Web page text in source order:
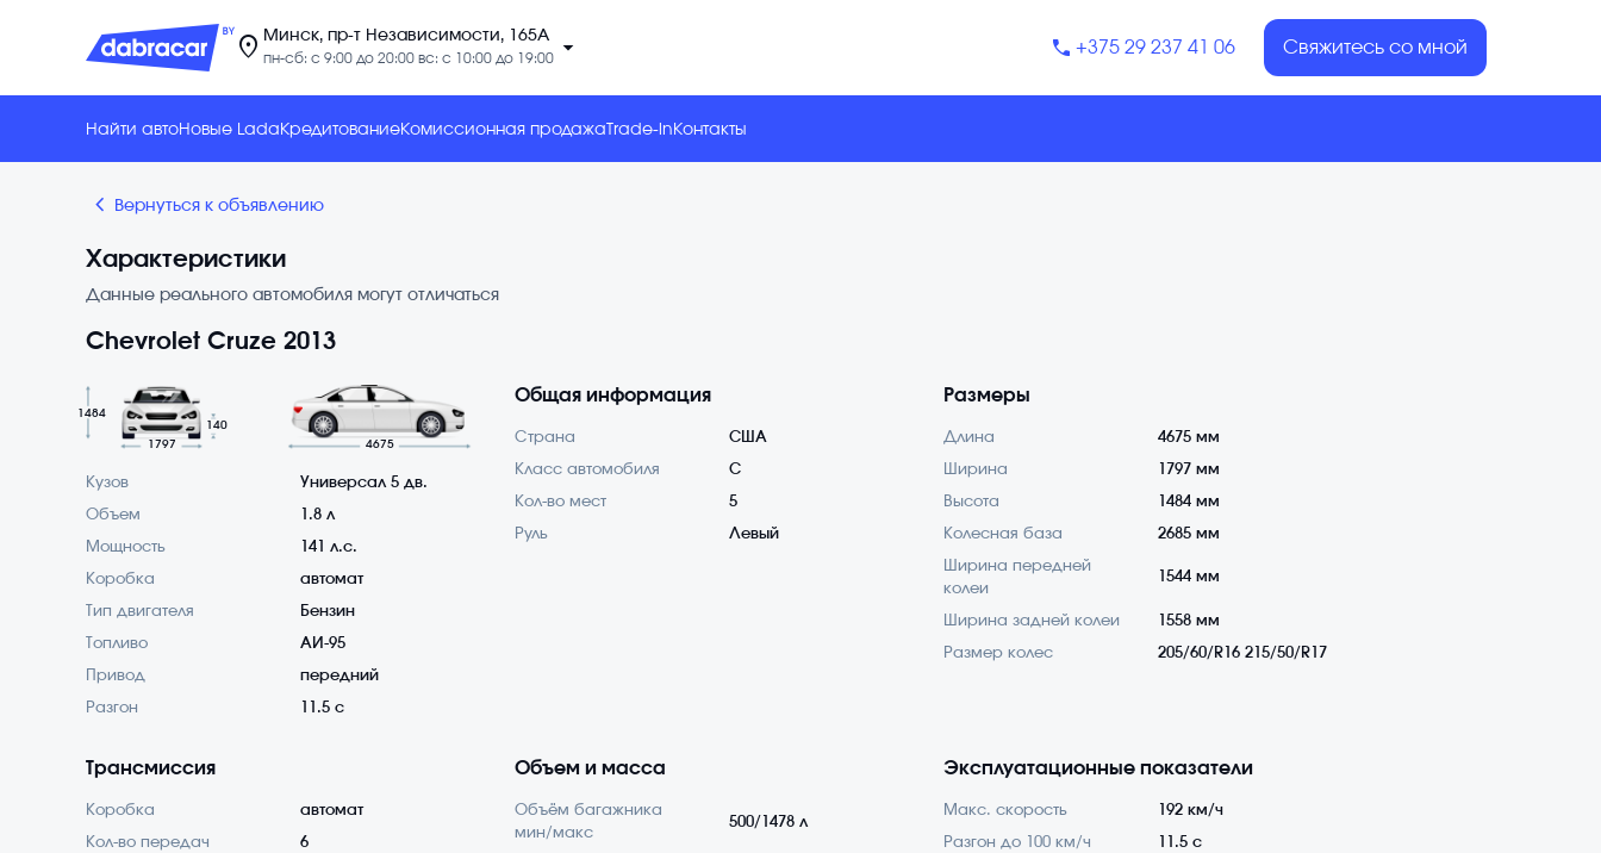
location_on Минск, пр-т Независимости, 165А
пн-сб: с 9:00 до 20:00 вс: с 10:00 до 19:00 arrow_drop_down +375 29 237 41 06 Свяжитесь со мной
Найти автоНовые Lada КредитованиеКомиссионная продажа Trade-in Контакты
chevron_backward Вернуться к объявлению
Характеристики
Данные реального автомобиля могут отличаться
Chevrolet Cruze 2013
1797
1484
140
4675
Кузов Универсал 5 дв.
Объем 1.8 л
Мощность 141 л.с.
Коробка автомат
Тип двигателя Бензин
Топливо АИ-95
Привод передний
Разгон 11.5 с
Общая информация
Страна США
Класс автомобиля C
Кол-во мест 5
Руль Левый
Размеры
Длина 4675 мм
Ширина 1797 мм
Высота 1484 мм
Колесная база 2685 мм
Ширина передней
колеи
1544 мм
Ширина задней колеи 1558 мм
Размер колес 205/60/R16 215/50/R17
Трансмиссия
Коробка автомат
Кол-во передач 6
Объем и масса
Объём багажника
мин/макс
500/1478 л
Эксплуатационные показатели
Макс. скорость 192 км/ч
Разгон до 100 км/ч 11.5 с